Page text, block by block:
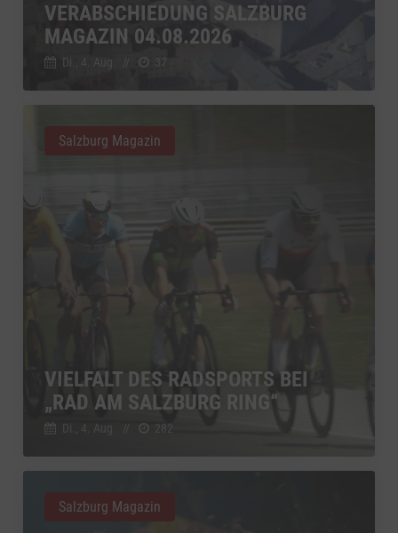
VERABSCHIEDUNG SALZBURG
MAGAZIN 04.08.2026
Di., 4. Aug. 37
VIELFALT DES RADSPORTS BEI
„RAD AM SALZBURG RING“
Di., 4. Aug. // 282
Salzburg Magazin
Salzburg Magazin